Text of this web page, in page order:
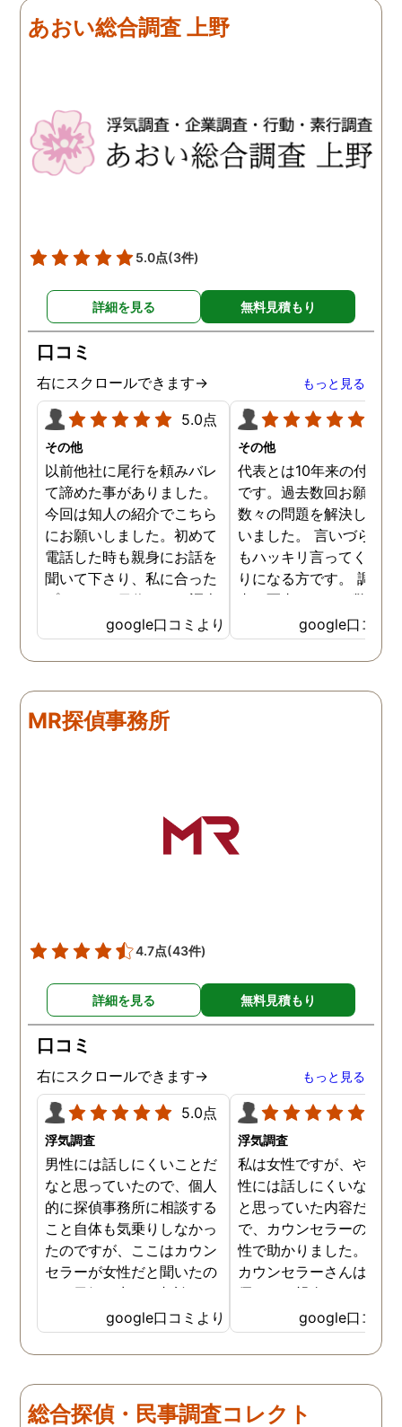
探偵に頼む事のない人生を
歩みますね(笑)
あおい総合調査 上野
5.0点(3件)
詳細を見る 無料見積もり
口コミ
右にスクロールできます→ もっと見る
5.0点
その他
以前他社に尾行を頼みバレ
て諦めた事がありました。
今回は知人の紹介でこちら
にお願いしました。初めて
電話した時も親身にお話を
聞いて下さり、私に合った
プランで15日位かけて調査
してもらいました。 噂通り
調査も細かく、こんな所ま
でしっかり撮ってくれたん
拠で旦那と今後の話しが早
く進みそうです。また結果
かり注意してくださる方で
した。本当に感謝してま
す。また分からない事があ
がとうございました！！
google口コミより
その他
代表とは10年来の付き合
です。過去数回お願いし
数々の問題を解決しても
いました。 言いづらい
もハッキリ言ってくれて
りになる方です。 調査
書の写真もいつも驚かさ
てどうやって撮ったのか
くと面白い話し聞かせて
れますね。 問題がない
google口コミ
MR探偵事務所
4.7点(43件)
詳細を見る 無料見積もり
口コミ
右にスクロールできます→ もっと見る
5.0点
浮気調査
男性には話しにくいことだ
なと思っていたので、個人
的に探偵事務所に相談する
こと自体も気乗りしなかっ
たのですが、ここはカウン
セラーが女性だと聞いたの
で、勇気を出して相談して
みることにしました。感極
まって泣いてしまったり、
感情が表に出すぎてしまう
ださったので安心して悩み
を話せました。他はどうか
google口コミより
浮気調査
私は女性ですが、やはり
性には話しにくいな。。
と思っていた内容だった
で、カウンセラーの方が
性で助かりました。MR
カウンセラーさんはすご
優しくて親身になって話
聞いてくれるので思わず
を流して話してしまいま
た。それほど自分がずっ
した、調査料金は決して
いとは言えませんが、調
google口コミ
総合探偵・民事調査コレクト